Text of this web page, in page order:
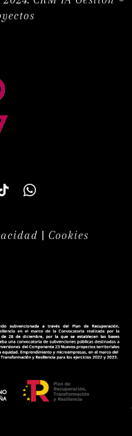
| Cookies